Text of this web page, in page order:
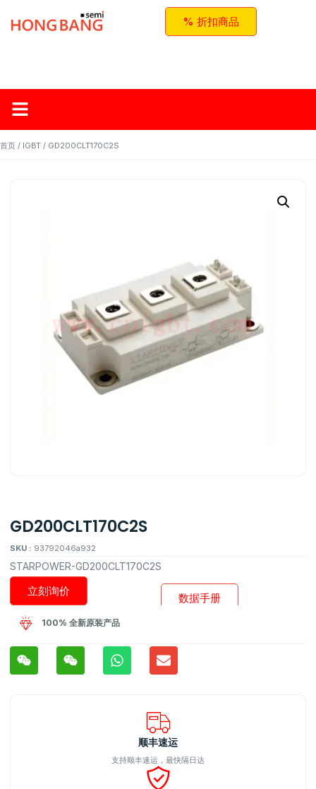
% 折扣商品
首页 / IGBT / GD200CLT170C2S
GD200CLT170C2S
SKU : 93792046a932
STARPOWER-GD200CLT170C2S
数据手册
立刻询价
100% 全新原装产品
顺丰速运
支持顺丰速运，最快隔日达